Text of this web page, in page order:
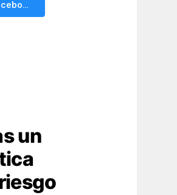
Facebook Messenger
un